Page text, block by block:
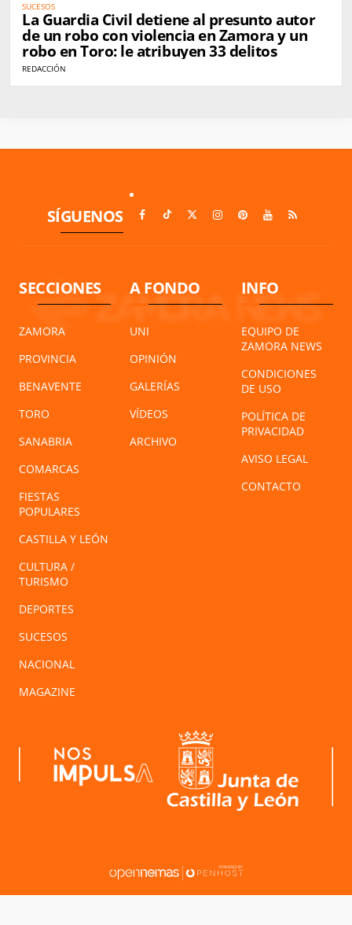
SUCESOS
La Guardia Civil detiene al presunto autor
de un robo con violencia en Zamora y un
robo en Toro: le atribuyen 33 delitos
REDACCIÓN
SÍGUENOS
SECCIONES
ZAMORA
PROVINCIA
BENAVENTE
TORO
SANABRIA
COMARCAS
FIESTAS
POPULARES
CASTILLA Y LEÓN
CULTURA /
TURISMO
DEPORTES
SUCESOS
NACIONAL
MAGAZINE
A FONDO
UNI
OPINIÓN
GALERÍAS
VÍDEOS
ARCHIVO
INFO
EQUIPO DE
ZAMORA NEWS
CONDICIONES
DE USO
POLÍTICA DE
PRIVACIDAD
AVISO LEGAL
CONTACTO